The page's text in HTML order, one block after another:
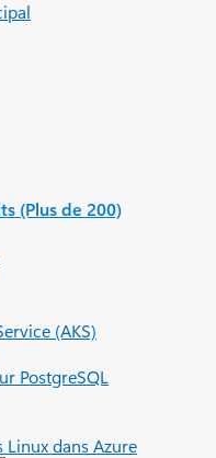
(Plus de 200)
(AKS)
PostgreSQL
dans Azure